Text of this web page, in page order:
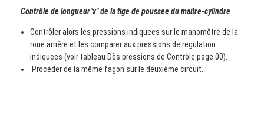
Contrôle de longueur"x" de la tige de poussee du maitre-cylindre
Contrôler alors les pressions indiquees sur le manomêtre de la
roue arrière et les comparer aux pressions de regulation
indiquees (voir tableau Dès pressions de Contrôle page 00).
Procéder de la même fagon sur le deuxième circuit.